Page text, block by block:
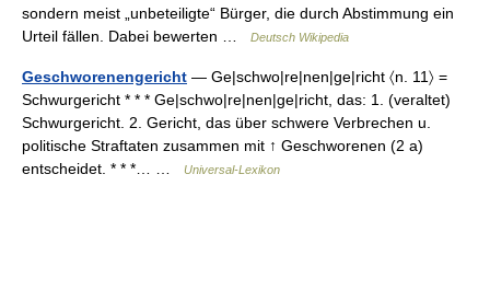
sondern meist „unbeteiligte“ Bürger, die durch Abstimmung ein
Urteil fällen. Dabei bewerten …
Deutsch Wikipedia
Geschworenengericht — Ge|schwo|re|nen|ge|richt 〈n. 11〉 =
Schwurgericht * * * Ge|schwo|re|nen|ge|richt, das: 1. (veraltet)
Schwurgericht. 2. Gericht, das über schwere Verbrechen u.
politische Straftaten zusammen mit ↑ Geschworenen (2 a)
entscheidet. * * *… …
Universal-Lexikon